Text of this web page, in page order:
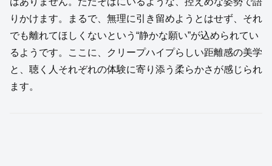
りかけます。まるで、無理に引き留めようとはせず、それ
でも離れてほしくないという“静かな願い”が込められてい
るようです。ここに、クリープハイプらしい距離感の美学
と、聴く人それぞれの体験に寄り添う柔らかさが感じられ
ます。